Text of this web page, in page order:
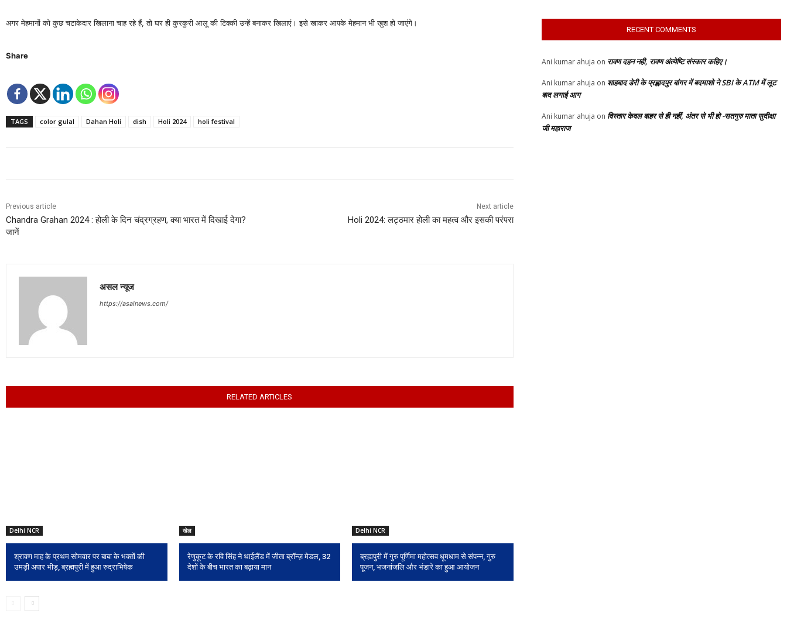
अगर मेहमानों को कुछ चटाकेदार खिलाना चाह रहे हैं, तो घर ही कुरकुरी आलू की टिक्की उन्हें बनाकर खिलाएं। इसे खाकर आपके मेहमान भी खुश हो जाएंगे।
Share
TAGS color gulal Dahan Holi dish Holi 2024 holi festival
Previous article
Chandra Grahan 2024 : होली के दिन चंद्रग्रहण, क्‍या भारत में दिखाई देगा?
जानें
Next article
Holi 2024: लट्ठमार होली का महत्व और इसकी परंपरा
असल न्यूज
https://asalnews.com/
RELATED ARTICLES
Delhi NCR
श्रावण माह के प्रथम सोमवार पर बाबा के भक्तों की
उमड़ी अपार भीड़, ब्रह्मपुरी में हुआ रुद्राभिषेक
खेल
रेणुकूट के रवि सिंह ने थाईलैंड में जीता ब्रॉन्ज़ मेडल, 32
देशों के बीच भारत का बढ़ाया मान
Delhi NCR
ब्रह्मपुरी में गुरु पूर्णिमा महोत्सव धूमधाम से संपन्न, गुरु
पूजन, भजनांजलि और भंडारे का हुआ आयोजन
RECENT COMMENTS
Ani kumar ahuja on रावण दहन नही, रावण अंत्येष्टि संस्कार कहिए।
Ani kumar ahuja on शाहबाद डेरी के प्रह्लादपुर बांगर में बदमाशो ने SBI के ATM में लूट
बाद लगाई आग
Ani kumar ahuja on विस्तार केवल बाहर से ही नहीं, अंतर से भी हो -सतगुरु माता सुदीक्षा
जी महाराज